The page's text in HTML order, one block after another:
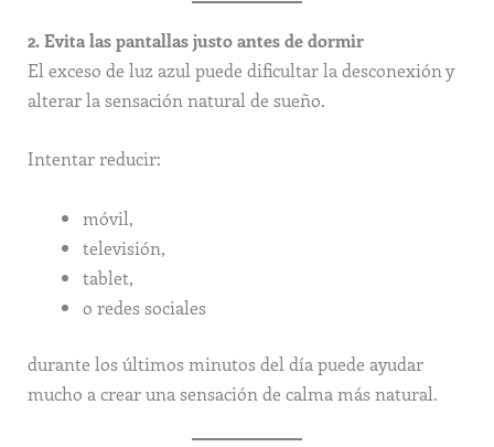
2. Evita las pantallas justo antes de dormir
El exceso de luz azul puede dificultar la desconexión y
alterar la sensación natural de sueño.
Intentar reducir:
móvil,
televisión,
tablet,
o redes sociales
durante los últimos minutos del día puede ayudar
mucho a crear una sensación de calma más natural.